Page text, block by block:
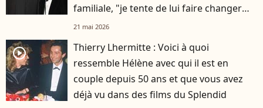
familiale, "je tente de lui faire changer
d'avis"
21 mai 2026
player2
Thierry Lhermitte : Voici à quoi
ressemble Hélène avec qui il est en
couple depuis 50 ans et que vous avez
déjà vu dans des films du Splendid